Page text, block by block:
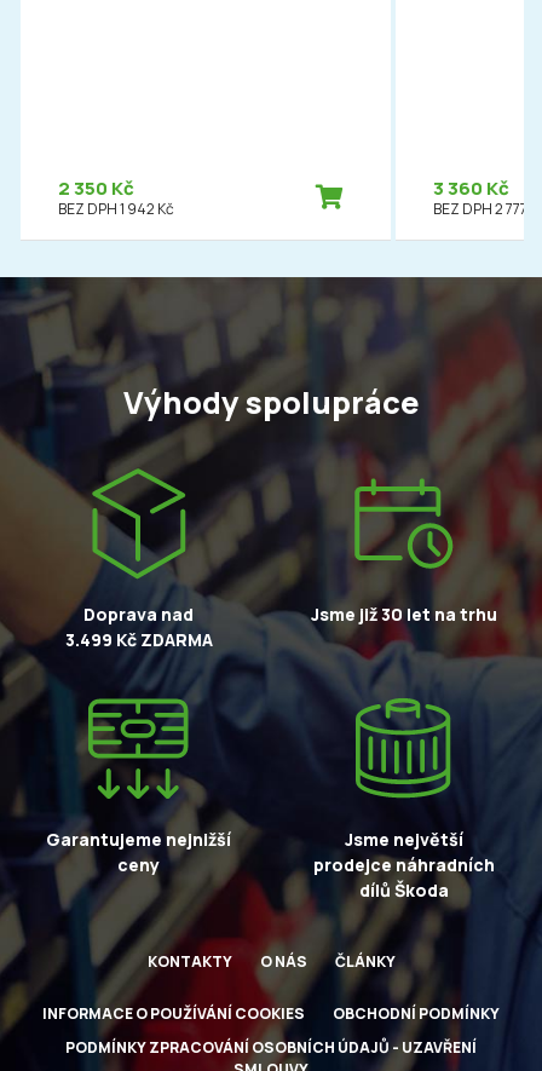
2 350 Kč
BEZ DPH 1 942 Kč
3 360 Kč
BEZ DPH 2 777
Výhody spolupráce
Doprava nad
3.499 Kč ZDARMA
Jsme již 30 let na trhu
Garantujeme nejnižší
ceny
Jsme největší
prodejce náhradních
dílů Škoda
KONTAKTY O NÁS ČLÁNKY
INFORMACE O POUŽÍVÁNÍ COOKIES
OBCHODNÍ PODMÍNKY
PODMÍNKY ZPRACOVÁNÍ OSOBNÍCH ÚDAJŮ - UZAVŘENÍ